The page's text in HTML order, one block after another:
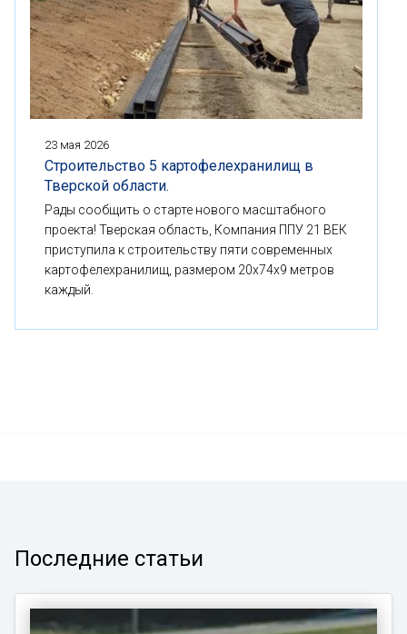
23 мая 2026
Строительство 5 картофелехранилищ в
Тверской области.
Рады сообщить о старте нового масштабного
проекта! Тверская область, Компания ППУ 21 ВЕК
приступила к строительству пяти современных
картофелехранилищ, размером 20x74x9 метров
каждый.
Последние статьи